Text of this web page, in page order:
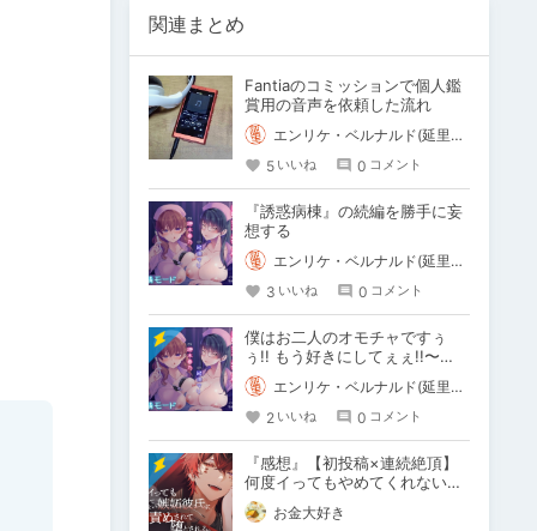
関連まとめ
Fantiaのコミッションで個人鑑
賞用の音声を依頼した流れ
エンリケ・ベルナルド(延里啓介)
5 いいね 0 コメント
『誘惑病棟』の続編を勝手に妄
想する
エンリケ・ベルナルド(延里啓介)
3 いいね 0 コメント
僕はお二人のオモチャですぅ
ぅ!! もう好きにしてぇぇ!!〜
『誘惑病棟～白衣の天使は発情
モード～』
エンリケ・ベルナルド(延里啓介)
2 いいね 0 コメント
『感想』【初投稿×連続絶頂】
何度イってもやめてくれない嫉
妬彼氏に激責めされて堕とされ
る。お金大好き